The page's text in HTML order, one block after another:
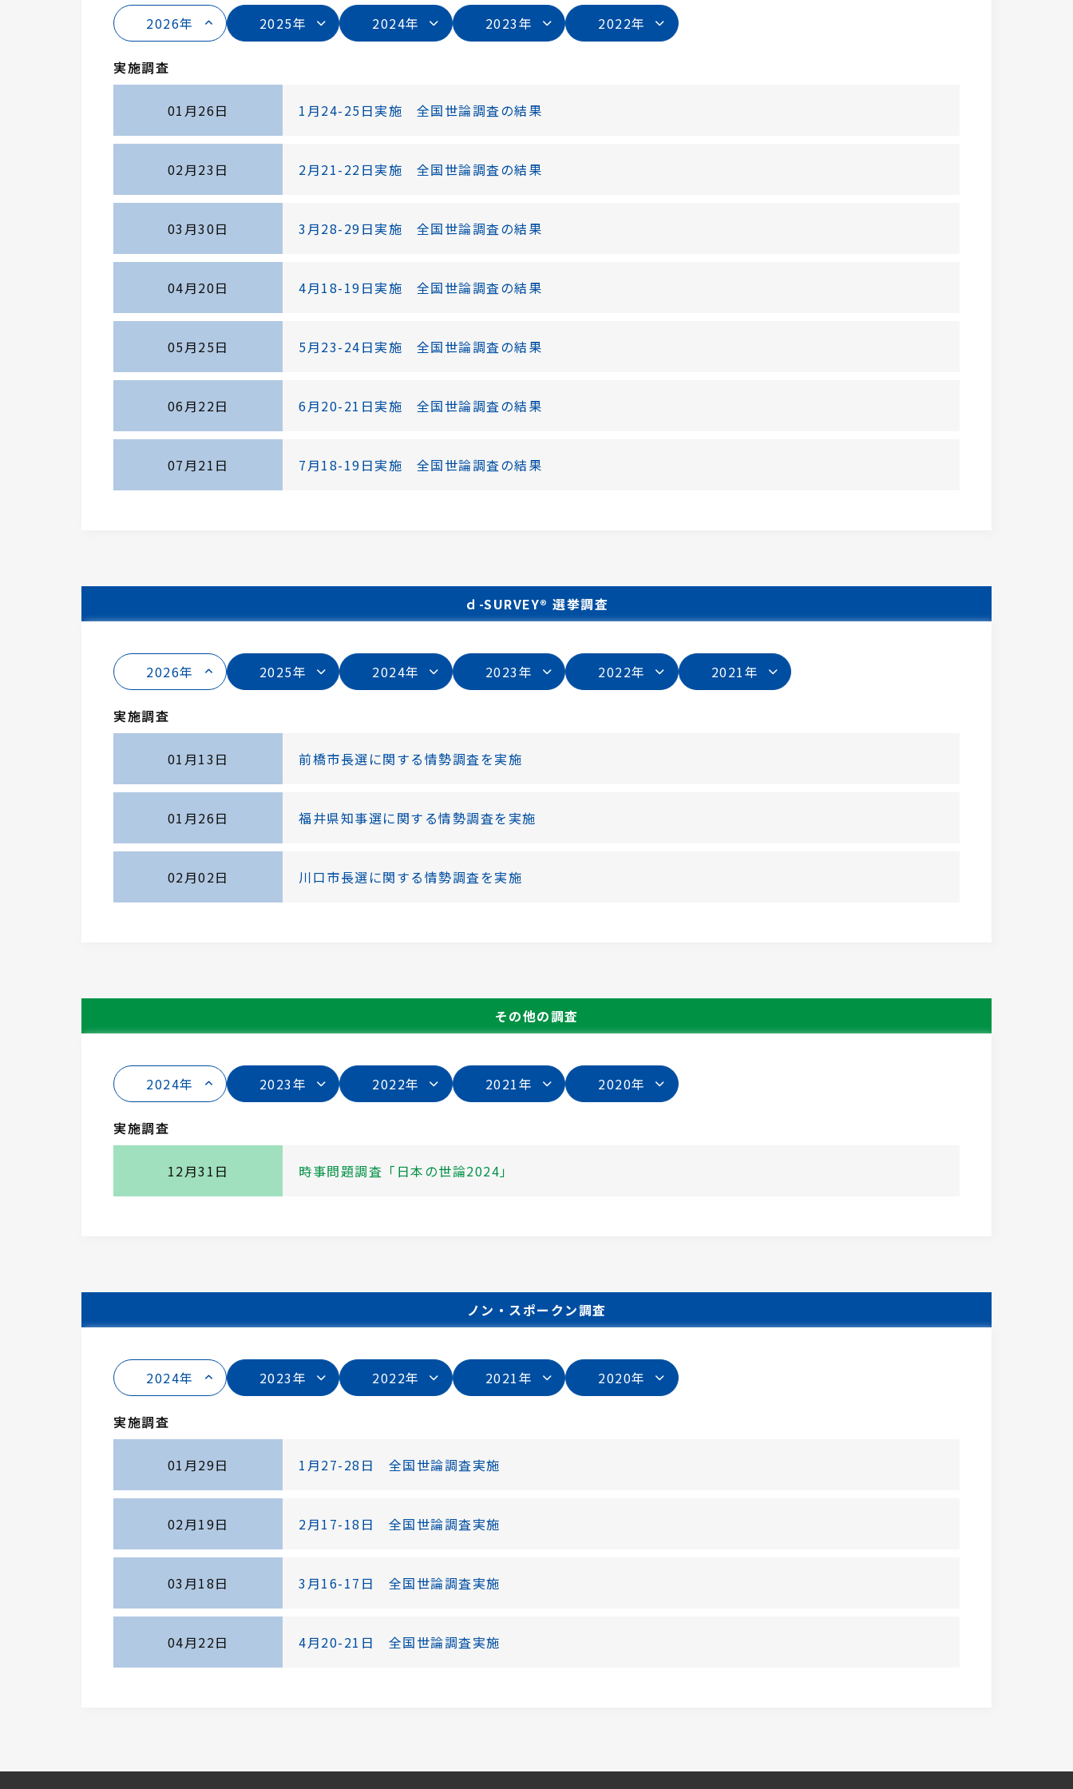
2026年 2025年 2024年 2023年 2022年
実施調査
01月26日 1月24-25日実施 全国世論調査の結果
02月23日 2月21-22日実施 全国世論調査の結果
03月30日 3月28-29日実施 全国世論調査の結果
04月20日 4月18-19日実施 全国世論調査の結果
05月25日 5月23-24日実施 全国世論調査の結果
06月22日 6月20-21日実施 全国世論調査の結果
07月21日 7月18-19日実施 全国世論調査の結果
ｄ-SURVEY® 選挙調査
2026年 2025年 2024年 2023年 2022年 2021年
実施調査
01月13日 前橋市長選に関する情勢調査を実施
01月26日 福井県知事選に関する情勢調査を実施
02月02日 川口市長選に関する情勢調査を実施
その他の調査
2024年 2023年 2022年 2021年 2020年
実施調査
12月31日 時事問題調査「日本の世論2024」
ノン・スポークン調査
2024年 2023年 2022年 2021年 2020年
実施調査
01月29日 1月27-28日 全国世論調査実施
02月19日 2月17-18日 全国世論調査実施
03月18日 3月16-17日 全国世論調査実施
04月22日 4月20-21日 全国世論調査実施